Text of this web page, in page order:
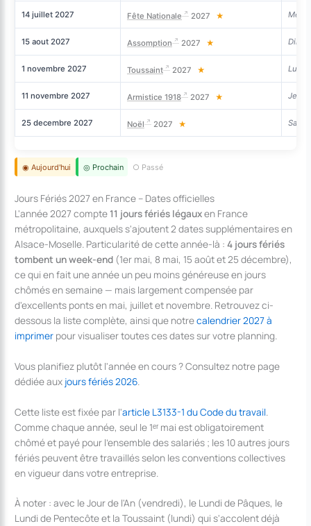
14 juillet 2027 Fête Nationale 2027 ★
15 aout 2027 Assomption 2027 ★
1 novembre 2027 Toussaint 2027 ★ Lundi
11 novembre 2027 Armistice 1918 2027 ★ Jeudi
25 decembre 2027 Noël 2027 ★
◉ Aujourd'hui ◎ Prochain ○ Passé
Jours Fériés 2027 en France – Dates officielles
L'année 2027 compte 11 jours fériés légauxen France
métropolitaine, auxquels s'ajoutent 2 dates supplémentaires en
Alsace-Moselle. Particularité de cette année-là :4 jours fériés
tombent un week-end (1er mai, 8 mai, 15 août et 25 décembre),
ce qui en fait une année un peu moins généreuse en jours
chômés en semaine — mais largement compensée par
d'excellents ponts en mai, juillet et novembre. Retrouvez ci-
dessous la liste complète, ainsi que notrecalendrier 2027 à
imprimer pour visualiser toutes ces dates sur votre planning.
Vous planifiez plutôt l'année en cours ? Consultez notre page
dédiée aux jours fériés 2026
Cette liste est fixée par l'article L3133-1 du Code du travail
Comme chaque année, seul le 1ᵉʳ mai est obligatoirement
chômé et payé pour l'ensemble des salariés ; les 10 autres jours
fériés peuvent être travaillés selon les conventions collectives
en vigueur dans votre entreprise.
À noter : avec le Jour de l'An (vendredi), le Lundi de Pâques, le
Lundi de Pentecôte et la Toussaint (lundi) qui s'accolent déjà